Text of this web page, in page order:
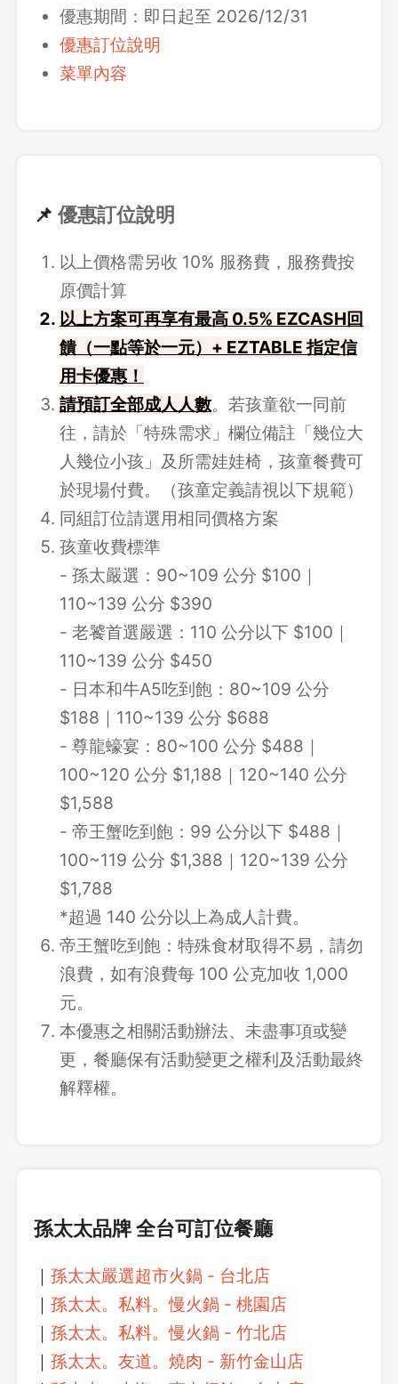
優惠期間：即日起至 2026/12/31
優惠訂位說明
菜單內容
📌 優惠訂位說明
以上價格需另收 10% 服務費，服務費按
原價計算
以上方案可再享有最高 0.5% EZCASH回
饋（一點等於一元）+ EZTABLE 指定信
用卡優惠！
請預訂全部成人人數。若孩童欲一同前
往，請於「特殊需求」欄位備註「幾位大
人幾位小孩」及所需娃娃椅，孩童餐費可
於現場付費。（孩童定義請視以下規範）
同組訂位請選用相同價格方案
孩童收費標準
- 孫太嚴選：90~109 公分 $100｜
110~139 公分 $390
- 老饕首選嚴選：110 公分以下 $100｜
110~139 公分 $450
- 日本和牛A5吃到飽：80~109 公分
$188｜110~139 公分 $688
- 尊龍蠔宴：80~100 公分 $488｜
100~120 公分 $1,188｜120~140 公分
$1,588
- 帝王蟹吃到飽：99 公分以下 $488｜
100~119 公分 $1,388｜120~139 公分
$1,788
*超過 140 公分以上為成人計費。
帝王蟹吃到飽：特殊食材取得不易，請勿
浪費，如有浪費每 100 公克加收 1,000
元。
本優惠之相關活動辦法、未盡事項或變
更，餐廳保有活動變更之權利及活動最終
解釋權。
孫太太品牌 全台可訂位餐廳
｜孫太太嚴選超市火鍋 - 台北店
｜孫太太。私料。慢火鍋 - 桃園店
｜孫太太。私料。慢火鍋 - 竹北店
｜孫太太。友道。燒肉 - 新竹金山店